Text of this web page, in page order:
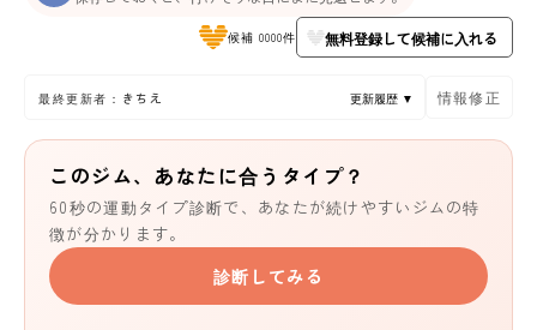
候補 0000件 無料登録して候補に入れる
最終更新者：きちえ 更新履歴 ▼ 情報修正
このジム、あなたに合うタイプ？
60秒の運動タイプ診断で、あなたが続けやすいジムの特
徴が分かります。
診断してみる